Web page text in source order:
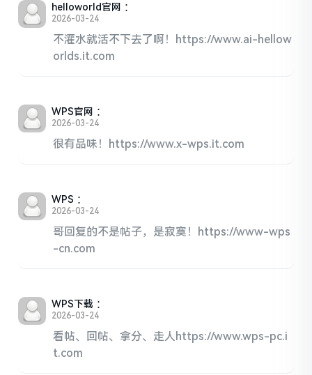
helloworld官网 ：
2026-03-24
不灌水就活不下去了啊！https://www.ai-hellow
orlds.it.com
WPS官网 ：
2026-03-24
很有品味！https://www.x-wps.it.com
WPS ：
2026-03-24
哥回复的不是帖子，是寂寞！https://www-wps
-cn.com
WPS下载 ：
2026-03-24
看帖、回帖、拿分、走人https://www.wps-pc.i
t.com